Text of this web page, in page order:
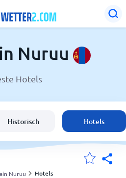
Nuruu
Hotels
Historisch Hotels
Nuruu Hotels